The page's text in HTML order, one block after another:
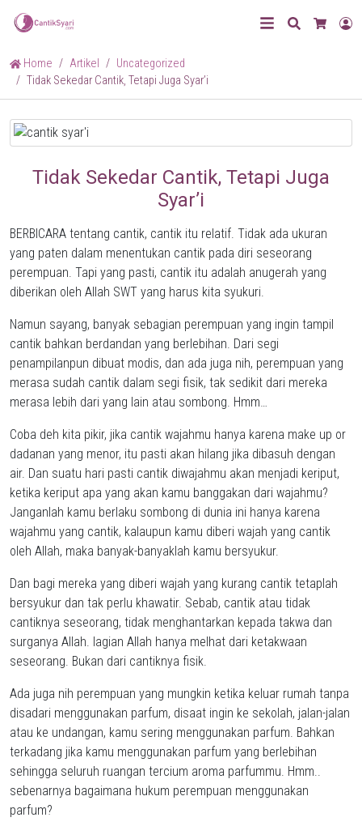
Search
Home Artikel
Uncategorized
Tidak Sekedar Cantik, Tetapi Juga Syar’i
Tidak Sekedar Cantik, Tetapi Juga
Syar’i
BERBICARA tentang cantik, cantik itu relatif. Tidak ada ukuran
yang paten dalam menentukan cantik pada diri seseorang
perempuan. Tapi yang pasti, cantik itu adalah anugerah yang
diberikan oleh Allah SWT yang harus kita syukuri.
Namun sayang, banyak sebagian perempuan yang ingin tampil
cantik bahkan berdandan yang berlebihan. Dari segi
penampilanpun dibuat modis, dan ada juga nih, perempuan yang
merasa sudah cantik dalam segi fisik, tak sedikit dari mereka
merasa lebih dari yang lain atau sombong. Hmm…
Coba deh kita pikir, jika cantik wajahmu hanya karena make up or
dadanan yang menor, itu pasti akan hilang jika dibasuh dengan
air. Dan suatu hari pasti cantik diwajahmu akan menjadi keriput,
ketika keriput apa yang akan kamu banggakan dari wajahmu?
Janganlah kamu berlaku sombong di dunia ini hanya karena
wajahmu yang cantik, kalaupun kamu diberi wajah yang cantik
oleh Allah, maka banyak-banyaklah kamu bersyukur.
Dan bagi mereka yang diberi wajah yang kurang cantik tetaplah
bersyukur dan tak perlu khawatir. Sebab, cantik atau tidak
cantiknya seseorang, tidak menghantarkan kepada takwa dan
surganya Allah. lagian Allah hanya melhat dari ketakwaan
seseorang. Bukan dari cantiknya fisik.
Ada juga nih perempuan yang mungkin ketika keluar rumah tanpa
disadari menggunakan parfum, disaat ingin ke sekolah, jalan-jalan
atau ke undangan, kamu sering menggunakan parfum. Bahkan
terkadang jika kamu menggunakan parfum yang berlebihan
sehingga seluruh ruangan tercium aroma parfummu. Hmm..
sebenarnya bagaimana hukum perempuan menggunakan
parfum?